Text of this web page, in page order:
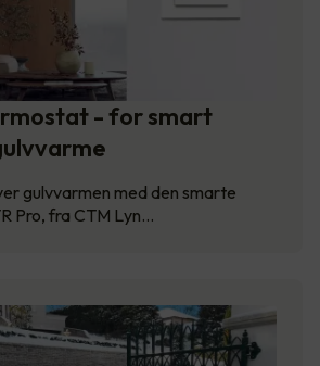
- for smart
gulvvarmen med den smarte
Pro, fra CTM Lyn…